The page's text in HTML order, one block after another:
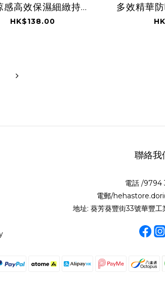
感高效保濕細緻持久
霧 EX 80ml 8705
HK$138.00
多效精華
聯絡我
電話 /9794
電郵/
地址: 葵芳葵豐街33號華豐工